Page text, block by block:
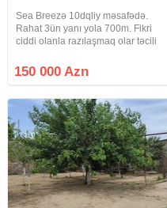
Sea Breezə 10dqliy məsafədə.
Rahat 3ün yanı yola 700m. Fikri
ciddi olanla razılaşmaq olar təcili
150 000 Azn